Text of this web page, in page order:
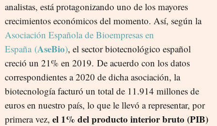
analistas, está protagonizando uno de los mayores
crecimientos económicos del momento. Así, según la
Asociación Española de Bioempresas en
España (AseBio), el sector biotecnológico español
creció un 21% en 2019. De acuerdo con los datos
correspondientes a 2020 de dicha asociación, la
biotecnología facturó un total de 11.914 millones de
euros en nuestro país, lo que le llevó a representar, por
primera vez, el 1% del producto interior bruto (PIB)